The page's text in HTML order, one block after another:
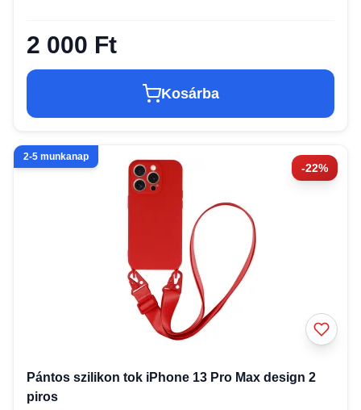
2 000 Ft
Kosárba
-22%
2-5 munkanap
Pántos szilikon tok iPhone 13 Pro Max design 2
piros